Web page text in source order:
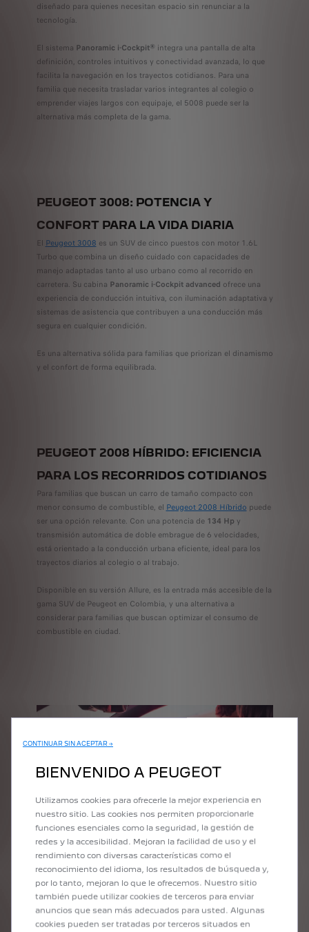
diseñado para quienes necesitan espacio sin renunciar a la
tecnología.
El sistema Panoramic i-Cockpit® integra una pantalla de alta
definición, controles intuitivos y conectividad avanzada, lo que
facilita la navegación en los trayectos cotidianos. Para una
familia que necesita trasladar varios integrantes al colegio o
emprender viajes largos con equipaje, el 5008 puede ser la
alternativa más completa de la gama.
PEUGEOT 3008: POTENCIA Y
CONFORT PARA LA VIDA DIARIA
El Peugeot 3008 es un SUV de cinco puestos con motor 1.6L
Turbo que combina un diseño cuidado con capacidades de
manejo adaptadas tanto al uso urbano como al recorrido en
carretera. Su cabina Panoramic i-Cockpit advanced ofrece una
experiencia de conducción intuitiva, con iluminación adaptativa y
sistemas de asistencia que contribuyen a una conducción más
segura en cualquier condición.
Es una alternativa sólida para familias que priorizan el dinamismo
y el confort de forma equilibrada.
PEUGEOT 2008 HÍBRIDO: EFICIENCIA
PARA LOS RECORRIDOS COTIDIANOS
Para familias que buscan un carro de tamaño compacto con
menor consumo de combustible, el Peugeot 2008 Híbrido puede
ser una opción relevante. Con una potencia de 134 Hp y
transmisión automática de doble embrague de 6 velocidades,
está orientado a la conducción urbana eficiente, ideal para los
trayectos diarios al colegio o al trabajo.
Disponible en su versión Allure, es la entrada más accesible de la
gama SUV de Peugeot en Colombia, y una alternativa a
considerar para familias que buscan optimizar el consumo de
combustible en ciudad.
COMPARATIVA DE
CONTINUAR SIN ACEPTAR →
BIENVENIDO A PEUGEOT
Utilizamos cookies para ofrecerle la mejor experiencia en
nuestro sitio. Las cookies nos permiten proporcionarle
funciones esenciales como la seguridad, la gestión de
redes y la accesibilidad. Mejoran la facilidad de uso y el
rendimiento con diversas características como el
reconocimiento del idioma, los resultados de búsqueda y,
por lo tanto, mejoran lo que le ofrecemos. Nuestro sitio
también puede utilizar cookies de terceros para enviar
anuncios que sean más adecuados para usted. Algunas
cookies pueden ser tratadas por terceros situados en